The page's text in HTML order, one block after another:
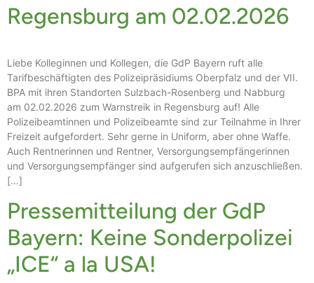
Regensburg am 02.02.2026
Liebe Kolleginnen und Kollegen, die GdP Bayern ruft alle
Tarifbeschäftigten des Polizeipräsidiums Oberpfalz und der VII.
BPA mit ihren Standorten Sulzbach-Rosenberg und Nabburg
am 02.02.2026 zum Warnstreik in Regensburg auf! Alle
Polizeibeamtinnen und Polizeibeamte sind zur Teilnahme in Ihrer
Freizeit aufgefordert. Sehr gerne in Uniform, aber ohne Waffe.
Auch Rentnerinnen und Rentner, Versorgungsempfängerinnen
und Versorgungsempfänger sind aufgerufen sich anzuschließen.
[…]
Pressemitteilung der GdP
Bayern: Keine Sonderpolizei
„ICE“ a la USA!